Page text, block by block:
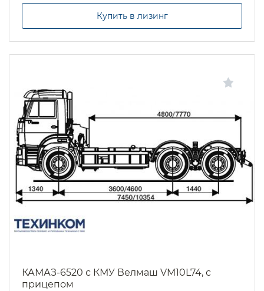
Купить в лизинг
КАМАЗ-6520 с КМУ Велмаш VM10L74, с
прицепом